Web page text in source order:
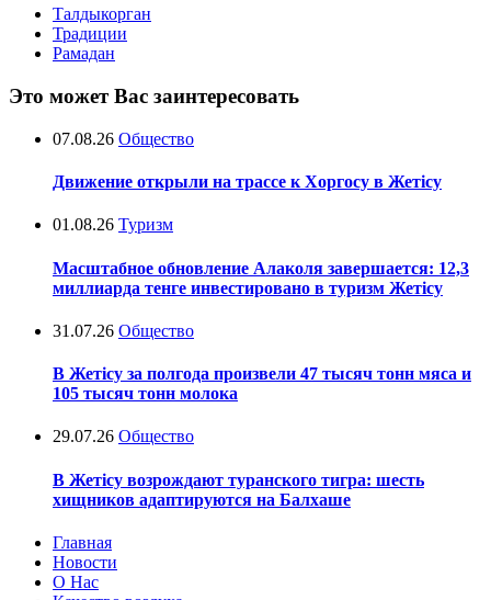
Талдыкорган
Традиции
Рамадан
Это может Вас заинтересовать
07.08.26 Общество
Движение открыли на трассе к Хоргосу в Жетісу
01.08.26 Туризм
Масштабное обновление Алаколя завершается: 12,3
миллиарда тенге инвестировано в туризм Жетісу
31.07.26 Общество
В Жетісу за полгода произвели 47 тысяч тонн мяса и
105 тысяч тонн молока
29.07.26 Общество
В Жетісу возрождают туранского тигра: шесть
хищников адаптируются на Балхаше
Главная
Новости
О Нас